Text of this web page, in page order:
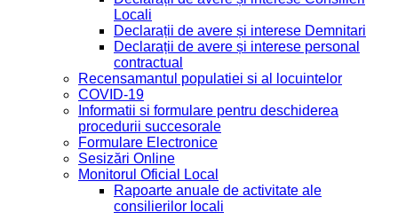
Locali
Declarații de avere și interese Demnitari
Declarații de avere și interese personal
contractual
Recensamantul populatiei si al locuintelor
COVID-19
Informatii si formulare pentru deschiderea
procedurii succesorale
Formulare Electronice
Sesizări Online
Monitorul Oficial Local
Rapoarte anuale de activitate ale
consilierilor locali